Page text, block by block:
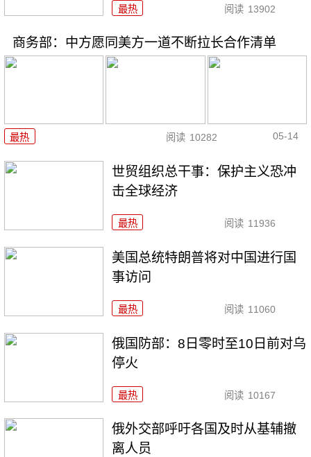
最热 阅读 13902
商务部：中方愿同美方一道不断拉长合作清单
最热 阅读 10282 05-14
世贸组织总干事：保护主义恐冲
击全球经济
最热 阅读 11936
美国总统特朗普将对中国进行国
事访问
最热 阅读 11060
俄国防部：8日零时至10日前对乌
停火
最热 阅读 10167
俄外交部呼吁各国及时从基辅撤
离人员